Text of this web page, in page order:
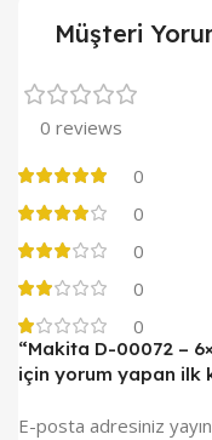
Müşteri
0 reviews
0
0
0
0
0
“Makita D-00072 –
için yorum yapan ilk
E-posta adresiniz